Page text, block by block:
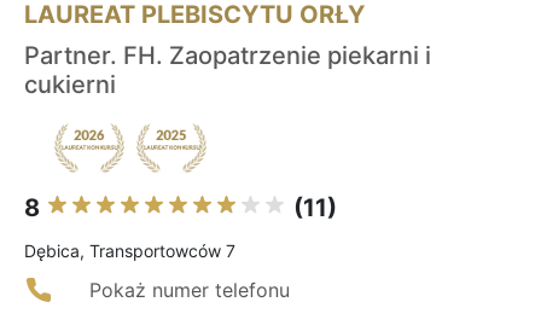
LAUREAT PLEBISCYTU ORŁY
Partner. FH. Zaopatrzenie piekarni i
cukierni
8 (11)
Dębica, Transportowców 7
Pokaż numer telefonu